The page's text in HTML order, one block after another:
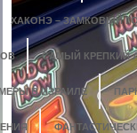
ХАКОНЭ – ЗАМКОВЫЙ
САМЫЙ КРЕПКИЙ
В ИЗРАИЛЕ